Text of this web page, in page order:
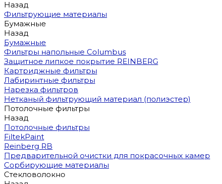
Назад
Фильтрующие материалы
Бумажные
Назад
Бумажные
Фильтры напольные Columbus
Защитное липкое покрытие REINBERG
Картриджные фильтры
Лабиринтные фильтры
Нарезка фильтров
Нетканый фильтрующий материал (полиэстер)
Потолочные фильтры
Назад
Потолочные фильтры
FiltekPaint
Reinberg RB
Предварительной очистки для покрасочных камер
Сорбирующие материалы
Стекловолокно